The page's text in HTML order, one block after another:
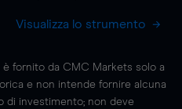
Visualizza lo strumento
fornito da CMC Markets solo a
e non intende fornire alcuna
di investimento; non deve